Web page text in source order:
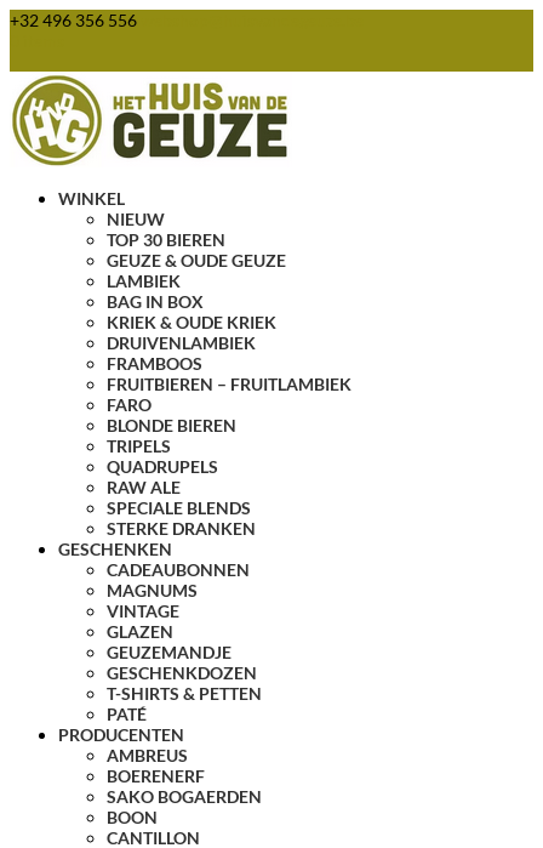
+32 496 356 556
WINKEL
NIEUW
TOP 30 BIEREN
GEUZE & OUDE GEUZE
LAMBIEK
BAG IN BOX
KRIEK & OUDE KRIEK
DRUIVENLAMBIEK
FRAMBOOS
FRUITBIEREN – FRUITLAMBIEK
FARO
BLONDE BIEREN
TRIPELS
QUADRUPELS
RAW ALE
SPECIALE BLENDS
STERKE DRANKEN
GESCHENKEN
CADEAUBONNEN
MAGNUMS
VINTAGE
GLAZEN
GEUZEMANDJE
GESCHENKDOZEN
T-SHIRTS & PETTEN
PATÉ
PRODUCENTEN
AMBREUS
BOERENERF
SAKO BOGAERDEN
BOON
CANTILLON